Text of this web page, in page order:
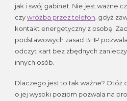
jak i swój gabinet. Nie jest ważne
czywróżba przez telefon , gdyż
kontakt energetyczny z osobą.
podstawowych zasad BHP
odczyt kart bez zbędnych
innych osób.
Dlaczego jest to tak ważne? Otóż
o jej wysoki poziom pozwala na